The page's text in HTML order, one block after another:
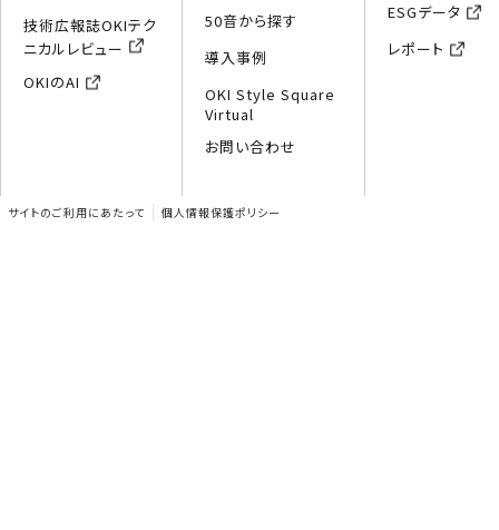
技術広報誌OKIテク
ニカルレビュー
OKIのAI
50音から探す
導入事例
OKI Style Square
Virtual
お問い合わせ
ESGデータ
レポート
サイトのご利用にあたって 個人情報保護ポリシー